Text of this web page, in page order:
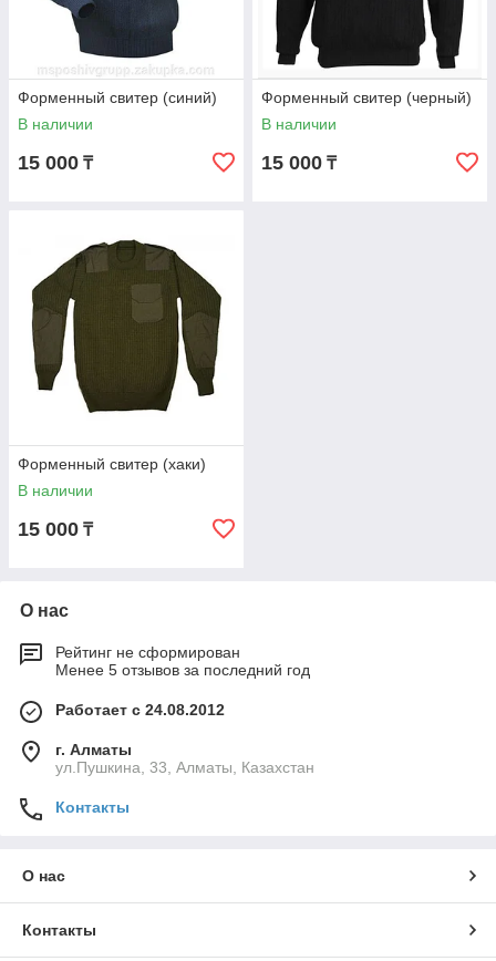
Форменный свитер (синий)
В наличии
15 000 ₸
Форменный свитер (черный)
В наличии
15 000 ₸
Форменный свитер (хаки)
В наличии
15 000 ₸
О нас
Рейтинг не сформирован
Менее 5 отзывов за последний год
Работает с 24.08.2012
г. Алматы
ул.Пушкина, 33, Алматы, Казахстан
Контакты
О нас
Контакты